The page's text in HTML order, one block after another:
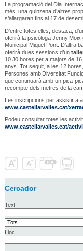
La programació del Dia
més, una quinzena d’altres
s’allargaran fins al 17 de
D’entre totes elles, destaca,
oferirà la psicòloga Jenny Moix
Municipal Miquel Pont. D’altra
oferirà dues sessions d’un
10.30 hores per a majors de
anys. Tot seguit, a les 12
Persones amb Diversitat
que continuarà amb un pica-
recompte dels metres de la
Les inscripcions per assistir a
www.castellarvalles.cat/
Podeu consultar totes les
www.castellarvalles.cat/
Cercador
Text
Lloc